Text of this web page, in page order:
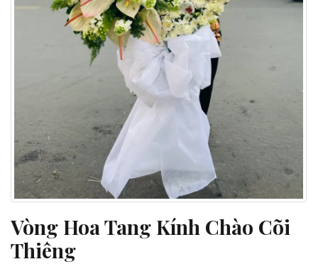
Vòng Hoa Tang Kính Chào Cõi
Thiêng